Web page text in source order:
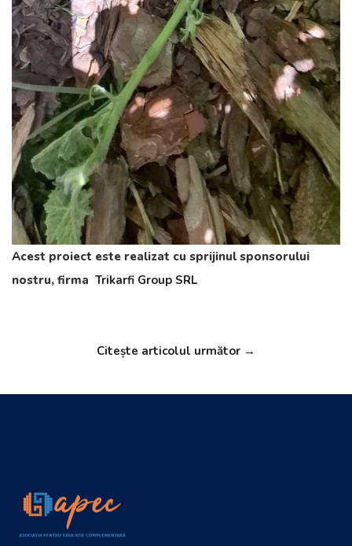
Acest proiect este realizat cu sprijinul sponsorului
nostru, firma Trikarfi Group SRL
Citește articolul următor →